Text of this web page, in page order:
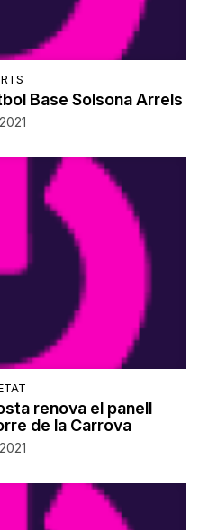
Base Solsona Arrels
renova el panell
de la Carrova